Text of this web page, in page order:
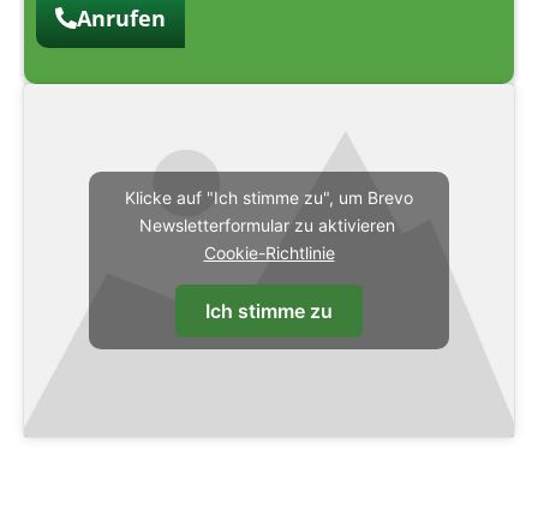
Anrufen
Klicke auf "Ich stimme zu", um Brevo
Newsletterformular zu aktivieren
Cookie-Richtlinie
Ich stimme zu